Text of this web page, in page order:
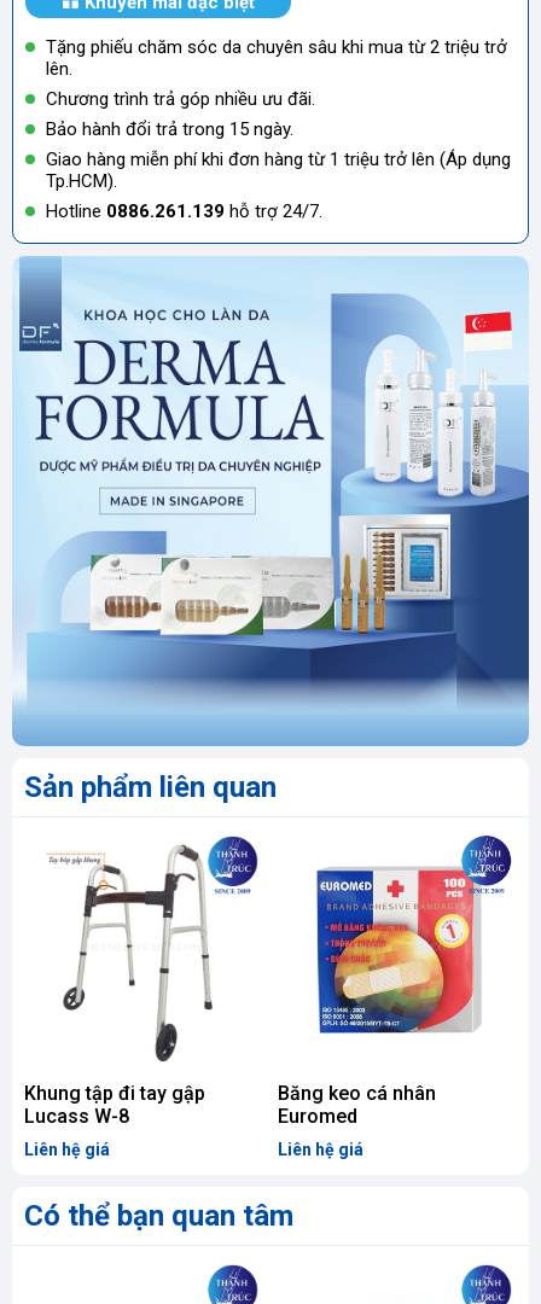
Tặng phiếu chăm sóc da chuyên sâu khi mua từ 2 triệu trở
lên.
Chương trình trả góp nhiều ưu đãi.
Bảo hành đổi trả trong 15 ngày.
Giao hàng miễn phí khi đơn hàng từ 1 triệu trở lên (Áp dụng
Tp.HCM).
Hotline 0886.261.139 hỗ trợ 24/7.
Sản phẩm liên quan
Khung tập đi tay gập
Lucass W-8
Liên hệ giá
Băng keo cá nhân
Euromed
Liên hệ giá
Có thể bạn quan tâm